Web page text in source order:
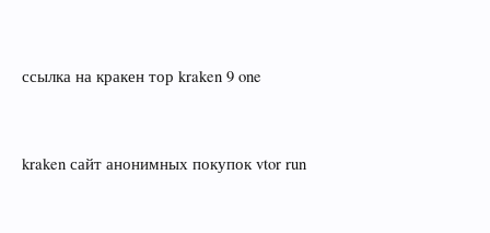
ссылка на кракен тор kraken 9 one
kraken сайт анонимных покупок vtor run